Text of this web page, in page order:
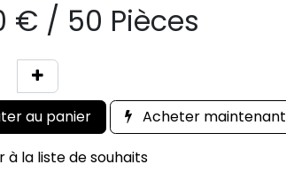
€ / 50 Pièces
au panier
Acheter maintenant
à la liste de souhaits